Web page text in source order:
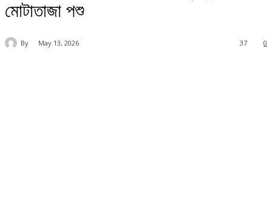
মোটাতাজা পশু
By May 13, 2026 0
37